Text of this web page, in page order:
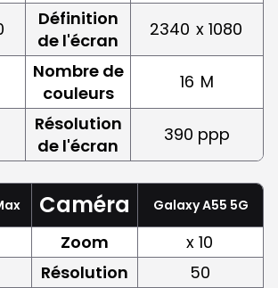
Définition
de l'écran
2340 x 1080
Nombre de
couleurs
16 M
Résolution
de l'écran
390 ppp
Caméra Galaxy A55 5G
Zoom
x 10
Résolution
50